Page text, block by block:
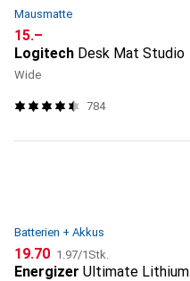
Mausmatte
CHF
15.–
Logitech Desk Mat Studio
Wide
784
Batterien + Akkus
CHF
19.70 CHF
1.97/1Stk.
Energizer Ultimate Lithium